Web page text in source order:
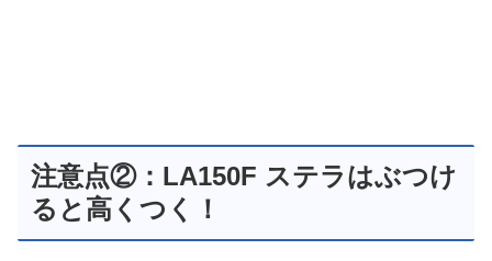
注意点②：LA150F ステラはぶつけ
ると高くつく！